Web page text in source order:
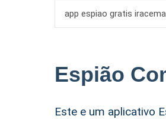
Espião
Este e um aplicativo